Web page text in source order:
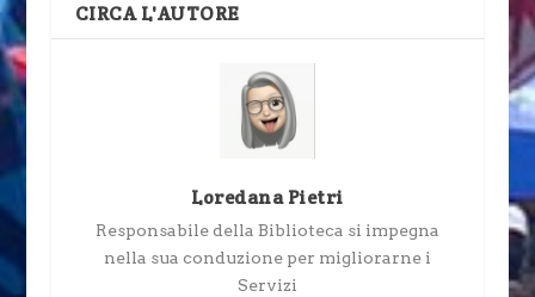
CIRCA L'AUTORE
Loredana Pietri
Responsabile della Biblioteca si impegna
nella sua conduzione per migliorarne i
Servizi